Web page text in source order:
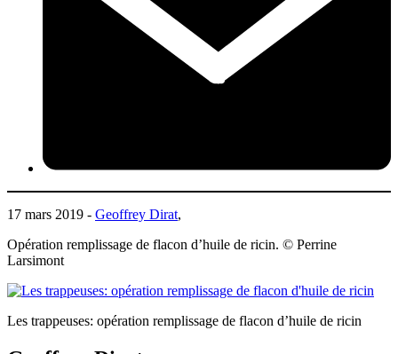
17 mars 2019 - Geoffrey Dirat,
Opération remplissage de flacon d’huile de ricin. © Perrine
Larsimont
Les trappeuses: opération remplissage de flacon d’huile de ricin